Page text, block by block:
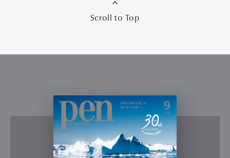
Scroll to Top